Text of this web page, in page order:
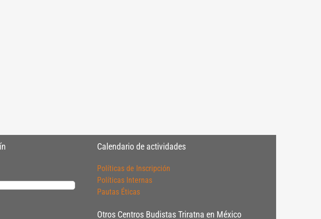
Calendario de actividades
Políticas de Inscripción
Políticas Internas
Pautas Éticas
Otros Centros Budistas Triratna en México